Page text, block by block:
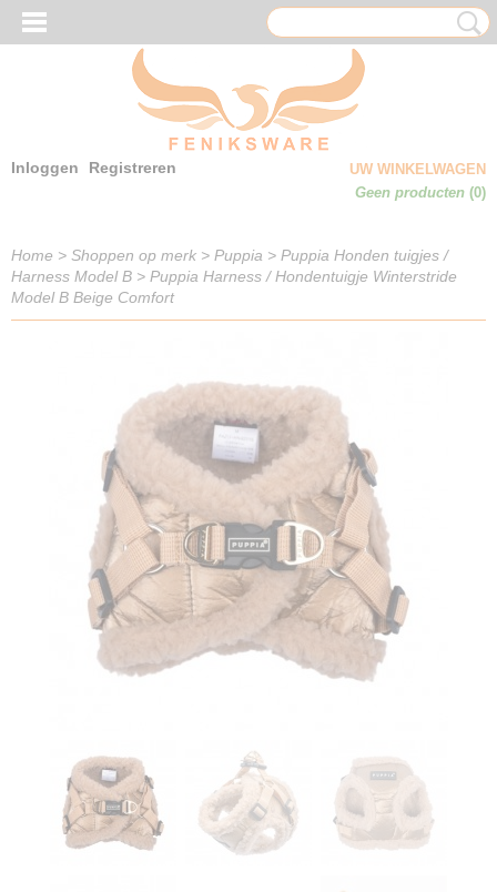
Inloggen Registreren
UW WINKELWAGEN
Geen producten (0)
Home > Shoppen op merk > Puppia > Puppia Honden tuigjes /
Harness Model B > Puppia Harness / Hondentuigje Winterstride
Model B Beige Comfort